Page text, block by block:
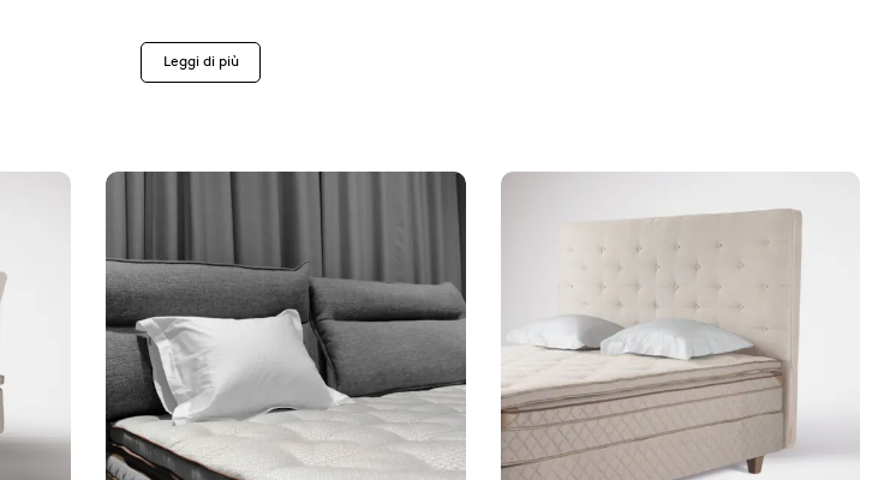
Leggi di più